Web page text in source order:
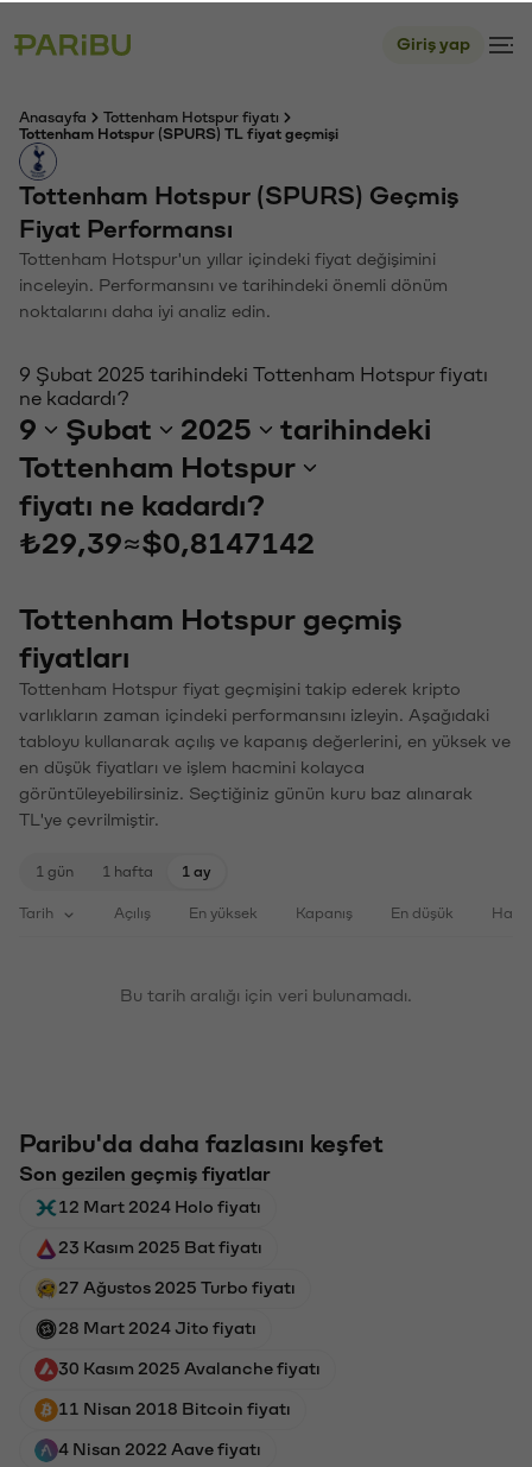
Giriş yap
Anasayfa
Tottenham Hotspur fiyatı
Tottenham Hotspur (SPURS) TL fiyat geçmişi
Tottenham Hotspur (SPURS) Geçmiş
Fiyat Performansı
Tottenham Hotspur'un yıllar içindeki fiyat değişimini
inceleyin. Performansını ve tarihindeki önemli dönüm
noktalarını daha iyi analiz edin.
9 Şubat 2025 tarihindeki Tottenham Hotspur fiyatı
ne kadardı?
9 Şubat 2025
tarihindeki
Tottenham Hotspur
fiyatı ne kadardı?
₺29,39≈$0,8147142
Tottenham Hotspur geçmiş
fiyatları
Tottenham Hotspur fiyat geçmişini takip ederek kripto
varlıkların zaman içindeki performansını izleyin. Aşağıdaki
tabloyu kullanarak açılış ve kapanış değerlerini, en yüksek ve
en düşük fiyatları ve işlem hacmini kolayca
görüntüleyebilirsiniz. Seçtiğiniz günün kuru baz alınarak
TL'ye çevrilmiştir.
1 gün 1 hafta 1 ay
Tarih Açılış En yüksek Kapanış En düşük
Bu tarih aralığı için veri bulunamadı.
Paribu'da daha fazlasını keşfet
Son gezilen geçmiş fiyatlar
12 Mart 2024 Holo fiyatı
23 Kasım 2025 Bat fiyatı
27 Ağustos 2025 Turbo fiyatı
28 Mart 2024 Jito fiyatı
30 Kasım 2025 Avalanche fiyatı
11 Nisan 2018 Bitcoin fiyatı
4 Nisan 2022 Aave fiyatı